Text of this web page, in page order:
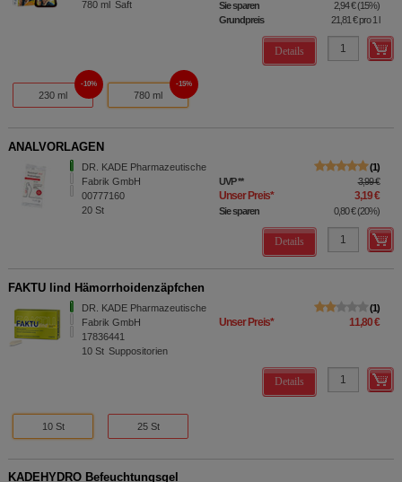
780 ml Saft Sie sparen 2,94 €(15%)
Grundpreis
21,81 €pro 1 l
Details
230 ml
10%
780 ml
15%
ANALVORLAGEN
DR. KADE Pharmazeutische
Fabrik GmbH
00777160
20 St
1
UVP** 3,99 €
Unser Preis* 3,19 €
Sie sparen 0,80 €(20%)
Details
FAKTU lind Hämorrhoidenzäpfchen
DR. KADE Pharmazeutische
Fabrik GmbH
17836441
10 St Suppositorien
1
Unser Preis* 11,80 €
Details
10 St 25 St
KADEHYDRO Befeuchtungsgel